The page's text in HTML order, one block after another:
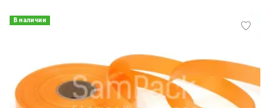
В наличии